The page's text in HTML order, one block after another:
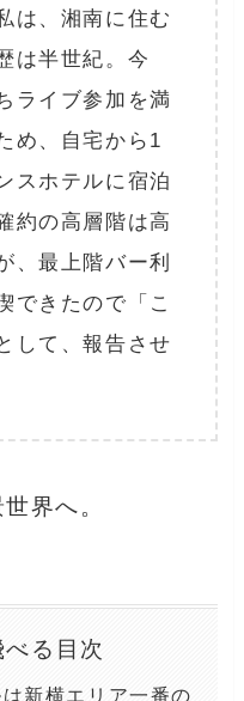
は、湘南に住む
は半世紀。今
ライブ参加を満
め、自宅から1
スホテルに宿泊
約の高層階は高
、最上階バー利
できたので「こ
して、報告させ
界へ。
る目次
新横エリア一番の